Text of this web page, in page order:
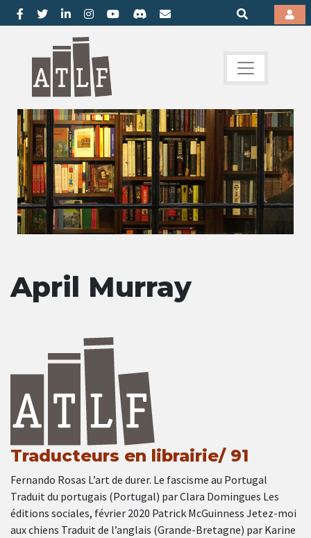
April Murray
Traducteurs en librairie/ 91
Fernando Rosas L’art de durer. Le fascisme au Portugal
Traduit du portugais (Portugal) par Clara Domingues Les
éditions sociales, février 2020 Patrick McGuinness Jetez-moi
aux chiens Traduit de l’anglais (Grande-Bretagne) par Karine